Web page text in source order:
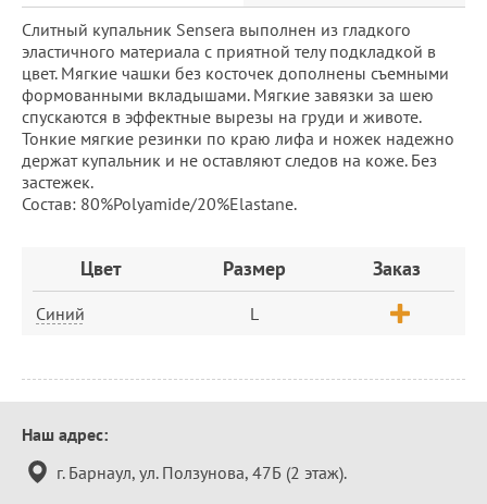
Слитный купальник Sensera выполнен из гладкого
эластичного материала с приятной телу подкладкой в
цвет. Мягкие чашки без косточек дополнены съемными
формованными вкладышами. Мягкие завязки за шею
спускаются в эффектные вырезы на груди и животе.
Тонкие мягкие резинки по краю лифа и ножек надежно
держат купальник и не оставляют следов на коже. Без
застежек.
Состав: 80%Polyamide/20%Elastane.
ЗаказЦвет Размер Заказ
Синий L
Контактная
информация
Наш адрес:
г. Барнаул, ул. Ползунова, 47Б (2 этаж).